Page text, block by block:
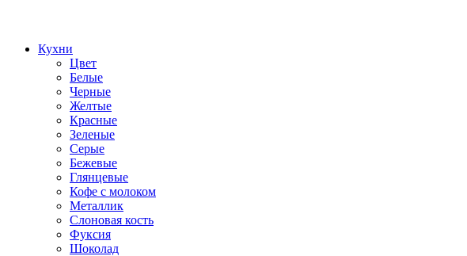
Кухни
Цвет
Белые
Черные
Желтые
Красные
Зеленые
Серые
Бежевые
Глянцевые
Кофе с молоком
Металлик
Слоновая кость
Фуксия
Шоколад